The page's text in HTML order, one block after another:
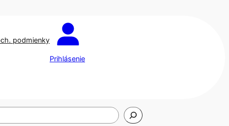
podmienky
Prihlásenie